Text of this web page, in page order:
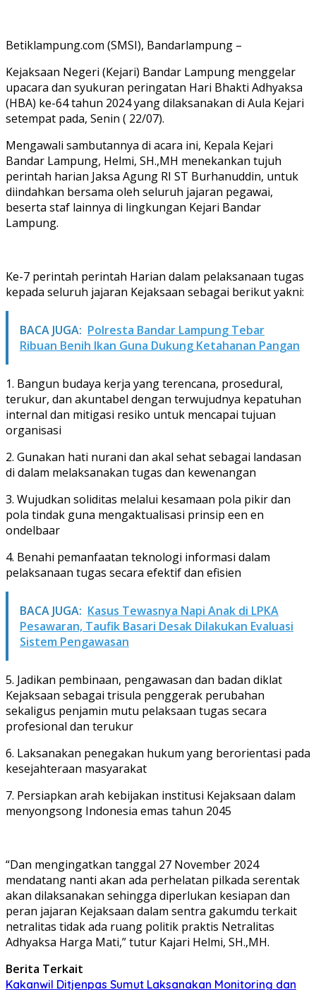
Betiklampung.com (SMSI), Bandarlampung –
Kejaksaan Negeri (Kejari) Bandar Lampung menggelar
upacara dan syukuran peringatan Hari Bhakti Adhyaksa
(HBA) ke-64 tahun 2024 yang dilaksanakan di Aula Kejari
setempat pada, Senin ( 22/07).
Mengawali sambutannya di acara ini, Kepala Kejari
Bandar Lampung, Helmi, SH.,MH menekankan tujuh
perintah harian Jaksa Agung RI ST Burhanuddin, untuk
diindahkan bersama oleh seluruh jajaran pegawai,
beserta staf lainnya di lingkungan Kejari Bandar
Lampung.
Ke-7 perintah perintah Harian dalam pelaksanaan tugas
kepada seluruh jajaran Kejaksaan sebagai berikut yakni:
BACA JUGA: Polresta Bandar Lampung Tebar
Ribuan Benih Ikan Guna Dukung Ketahanan Pangan
1. Bangun budaya kerja yang terencana, prosedural,
terukur, dan akuntabel dengan terwujudnya kepatuhan
internal dan mitigasi resiko untuk mencapai tujuan
organisasi
2. Gunakan hati nurani dan akal sehat sebagai landasan
di dalam melaksanakan tugas dan kewenangan
3. Wujudkan soliditas melalui kesamaan pola pikir dan
pola tindak guna mengaktualisasi prinsip een en
ondelbaar
4. Benahi pemanfaatan teknologi informasi dalam
pelaksanaan tugas secara efektif dan efisien
BACA JUGA: Kasus Tewasnya Napi Anak di LPKA
Pesawaran, Taufik Basari Desak Dilakukan Evaluasi
Sistem Pengawasan
5. Jadikan pembinaan, pengawasan dan badan diklat
Kejaksaan sebagai trisula penggerak perubahan
sekaligus penjamin mutu pelaksaan tugas secara
profesional dan terukur
6. Laksanakan penegakan hukum yang berorientasi pada
kesejahteraan masyarakat
7. Persiapkan arah kebijakan institusi Kejaksaan dalam
menyongsong Indonesia emas tahun 2045
“Dan mengingatkan tanggal 27 November 2024
mendatang nanti akan ada perhelatan pilkada serentak
akan dilaksanakan sehingga diperlukan kesiapan dan
peran jajaran Kejaksaan dalam sentra gakumdu terkait
netralitas tidak ada ruang politik praktis Netralitas
Adhyaksa Harga Mati,” tutur Kajari Helmi, SH.,MH.
Berita Terkait
Kakanwil Ditjenpas Sumut Laksanakan Monitoring dan